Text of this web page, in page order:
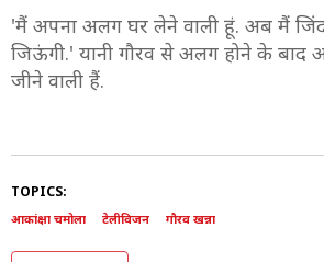
'मैं अपना अलग घर लेने वाली हूं. अब मैं
जिऊंगी.' यानी गौरव से अलग होने के बाद
जीने वाली हैं.
TOPICS:
आकांक्षा चमोला टेलीविजन गौरव खन्ना